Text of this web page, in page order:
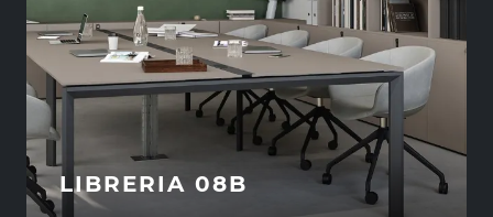
LIBRERIA 08B